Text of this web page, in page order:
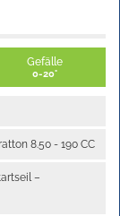
Gefälle
0-20°
8.50 - 190 CC
–